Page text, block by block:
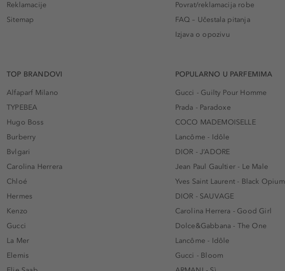
Reklamacije
Sitemap
Povrat/reklamacija robe
FAQ – Učestala pitanja
Izjava o opozivu
TOP BRANDOVI
Alfaparf Milano
TYPEBEA
Hugo Boss
Burberry
Bvlgari
Carolina Herrera
Chloé
Hermes
Kenzo
Gucci
La Mer
Elemis
POPULARNO U PARFEMIMA
Gucci - Guilty Pour Homme
Prada - Paradoxe
COCO MADEMOISELLE
Lancôme - Idôle
DIOR - J’ADORE
Jean Paul Gaultier - Le Male
Yves Saint Laurent - Black Opium
DIOR - SAUVAGE
Carolina Herrera - Good Girl
Dolce&Gabbana - The One
Lancôme - Idôle
Gucci - Bloom